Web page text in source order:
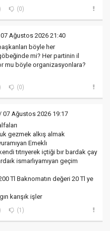
(0)
Ağustos 2026 21:40
böyle her
mi? Her partinin il
mu böyle organizasyonlara?
(0)
07 Ağustos 2026 19:17
gezmek alkış almak
Emeklı
tıtrıyerek içtiği bır bardak çay
ismarlıyamıyan geçim
Tl Baknomatın değeri 20 Tl ye
karışık işler
(1)